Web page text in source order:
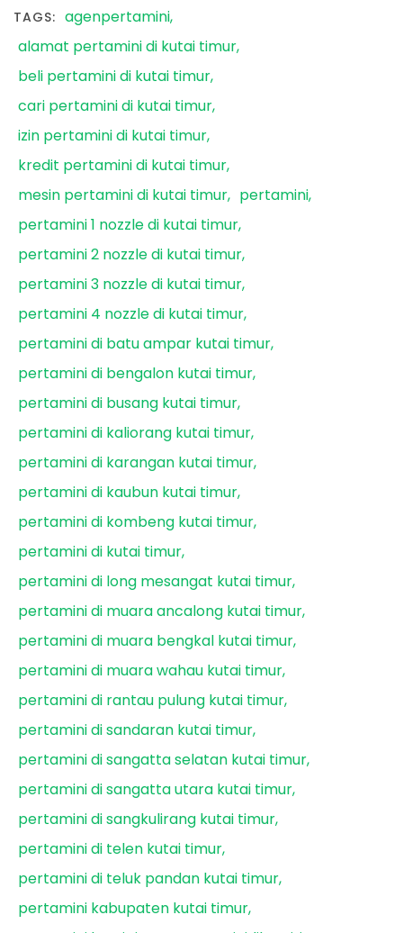
TAGS: agenpertamini
alamat pertamini di kutai timur
beli pertamini di kutai timur
cari pertamini di kutai timur
izin pertamini di kutai timur
kredit pertamini di kutai timur
mesin pertamini di kutai timur
pertamini
pertamini 1 nozzle di kutai timur
pertamini 2 nozzle di kutai timur
pertamini 3 nozzle di kutai timur
pertamini 4 nozzle di kutai timur
pertamini di batu ampar kutai timur
pertamini di bengalon kutai timur
pertamini di busang kutai timur
pertamini di kaliorang kutai timur
pertamini di karangan kutai timur
pertamini di kaubun kutai timur
pertamini di kombeng kutai timur
pertamini di kutai timur
pertamini di long mesangat kutai timur
pertamini di muara ancalong kutai timur
pertamini di muara bengkal kutai timur
pertamini di muara wahau kutai timur
pertamini di rantau pulung kutai timur
pertamini di sandaran kutai timur
pertamini di sangatta selatan kutai timur
pertamini di sangatta utara kutai timur
pertamini di sangkulirang kutai timur
pertamini di telen kutai timur
pertamini di teluk pandan kutai timur
pertamini kabupaten kutai timur